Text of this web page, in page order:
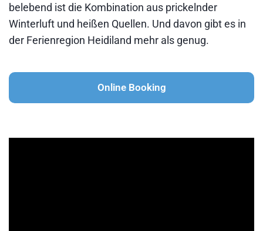
belebend ist die Kombination aus prickelnder
Winterluft und heißen Quellen. Und davon gibt es in
der Ferienregion Heidiland mehr als genug.
Online Booking